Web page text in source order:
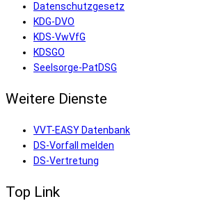
Datenschutzgesetz
KDG-DVO
KDS-VwVfG
KDSGO
Seelsorge-PatDSG
Weitere Dienste
VVT-EASY Datenbank
DS-Vorfall melden
DS-Vertretung
Top Link